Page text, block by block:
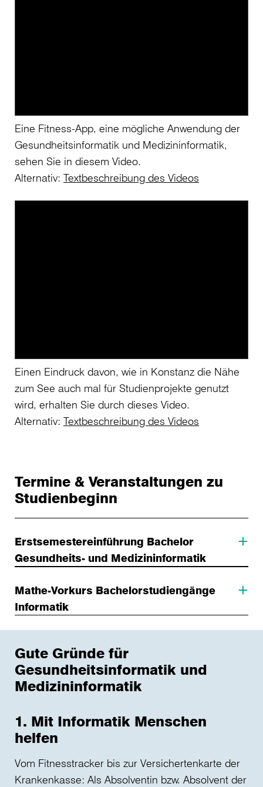
Eine Fitness-App, eine mögliche Anwendung der
Gesundheitsinformatik und Medizininformatik,
sehen Sie in diesem Video.
Alternativ: Textbeschreibung des Videos
Einen Eindruck davon, wie in Konstanz die Nähe
zum See auch mal für Studienprojekte genutzt
wird, erhalten Sie durch dieses Video.
Alternativ: Textbeschreibung des Videos
Termine & Veranstaltungen zu
Studienbeginn
Erstsemestereinführung Bachelor
Gesundheits- und Medizininformatik
Mathe-Vorkurs Bachelorstudiengänge
Informatik
Gute Gründe für
Gesundheitsinformatik und
Medizininformatik
1. Mit Informatik Menschen
helfen
Vom Fitnesstracker bis zur Versichertenkarte der
Krankenkasse: Als Absolventin bzw. Absolvent der